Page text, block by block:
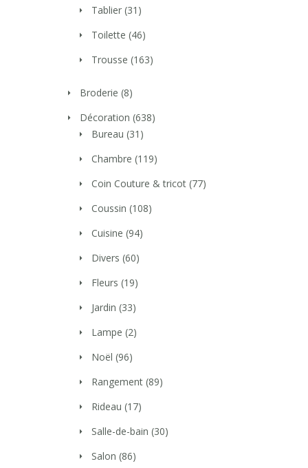
Tablier (31)
Toilette (46)
Trousse (163)
Broderie (8)
Décoration (638)
Bureau (31)
Chambre (119)
Coin Couture & tricot (77)
Coussin (108)
Cuisine (94)
Divers (60)
Fleurs (19)
Jardin (33)
Lampe (2)
Noël (96)
Rangement (89)
Rideau (17)
Salle-de-bain (30)
Salon (86)